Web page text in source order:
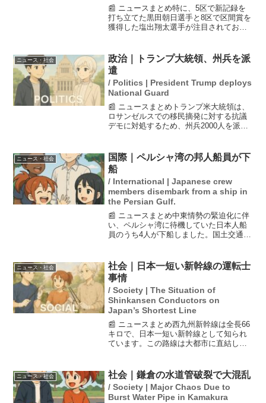
📰 ニュースまとめ特に、5区で新記録を
打ち立てた黒田朝日選手と8区で区間賞を
獲得した塩出翔太選手が注目されてお
大学が史上初の同一チームによる3連覇を
達成したことを受...
ニュース・社会
政治｜トランプ大統領、州兵を派
遣
/ Politics | President Trump deploys
National Guard
📰 ニュースまとめトランプ米大統領は、
ロサンゼルスでの移民摘発に対する抗議
デモに対処するため、州兵2000人を派遣
動を鎮圧する目的があります。しかし、
カリフォルニア州の...
ニュース・社会
国際｜ペルシャ湾の邦人船員が下
船
/ International | Japanese crew
members disembark from a ship in
the Persian Gulf.
📰 ニュースまとめ中東情勢の緊迫化に伴
い、ペルシャ湾に待機していた日本人船
員のうち4人が下船しました。国土交通省
提供を徹底する方針を示しました。この
動きは、中東の実質的...
ニュース・社会
社会｜日本一短い新幹線の運転士
事情
/ Society | The Situation of
Shinkansen Conductors on
Japan’s Shortest Line
📰 ニュースまとめ西九州新幹線は全長66
キロで、日本一短い新幹線として知られ
ています。この路線は大都市に直結して
1人で3つの役割を担う「三刀流」で運行
を支え、コンパクト...
ニュース・社会 社会｜鎌倉の水道管破裂で大混乱
/ Society | Major Chaos Due to
Burst Water Pipe in Kamakura